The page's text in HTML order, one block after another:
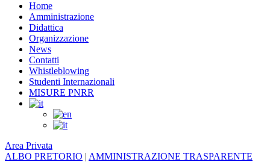
Home
Amministrazione
Didattica
Organizzazione
News
Contatti
Whistleblowing
Studenti Internazionali
MISURE PNRR
Area Privata
ALBO PRETORIO | AMMINISTRAZIONE TRASPARENTE